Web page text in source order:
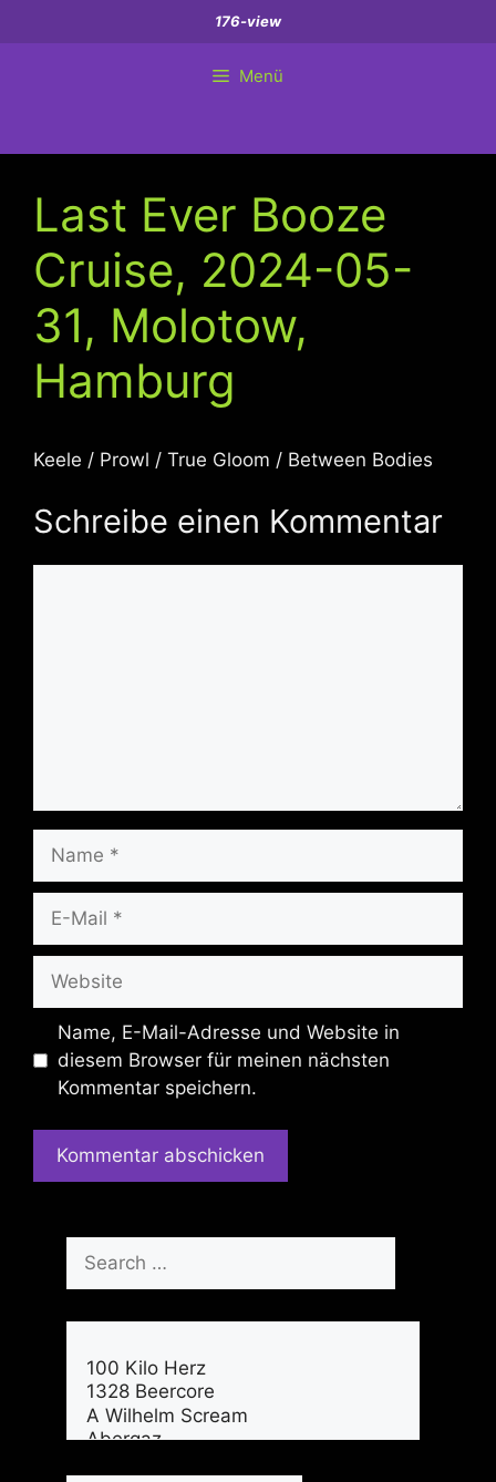
Inhalt
176-view
Menü
Last Ever Booze
Cruise, 2024-05-
31, Molotow,
Hamburg
Keele / Prowl / True Gloom / Between Bodies
Schreibe einen Kommentar
Mail
Name, E-Mail-Adresse und Website in
diesem Browser für meinen nächsten
Kommentar speichern.